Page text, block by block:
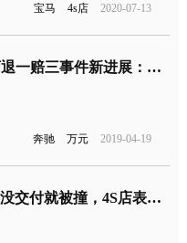
宝马 4s店 2020-07-13
杭州奔驰4S店退一赔三事件新进展：车主270万元到手
奔驰 万元 2019-04-19
刚买的新车还没交付就被撞，4S店表示没有任何责任